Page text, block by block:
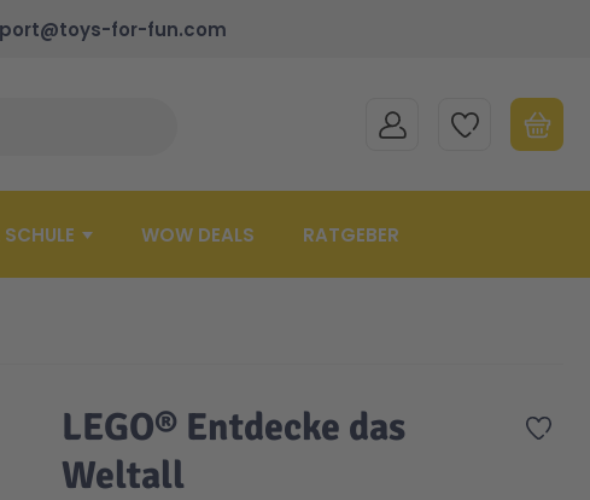
for-fun.com
MEIN KONTOMEINE WUNSCHLISTE
WOW DEALS RATGEBER
Zur
LEGO® Entdecke das
Weltall